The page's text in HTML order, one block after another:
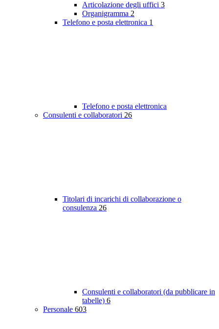
Articolazione degli uffici 3
Organigramma 2
Telefono e posta elettronica 1
Telefono e posta elettronica
Consulenti e collaboratori 26
Titolari di incarichi di collaborazione o
consulenza 26
Consulenti e collaboratori (da pubblicare in
tabelle) 6
Personale 603